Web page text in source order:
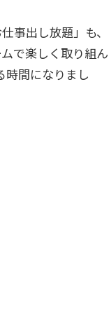
事出し放題」も、
で楽しく取り組ん
時間になりまし